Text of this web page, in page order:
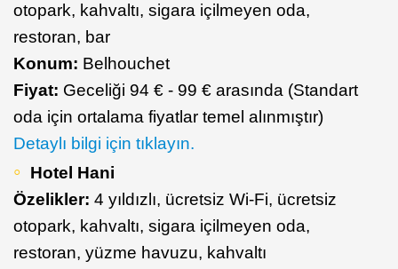
otopark, kahvaltı, sigara içilmeyen oda,
restoran, bar
Konum: Belhouchet
Fiyat: Geceliği 94 € - 99 € arasında (Standart
oda için ortalama fiyatlar temel alınmıştır)
Detaylı bilgi için tıklayın.
Hotel Hani
Özelikler: 4 yıldızlı, ücretsiz Wi-Fi, ücretsiz
otopark, kahvaltı, sigara içilmeyen oda,
restoran, yüzme havuzu, kahvaltı